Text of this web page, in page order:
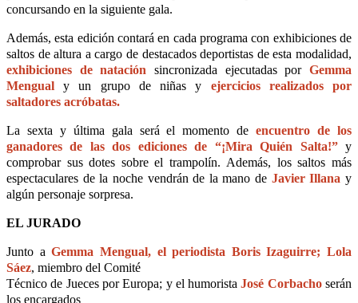
concursando en la siguiente gala.
Además, esta edición contará en cada programa con exhibiciones de
saltos de altura a cargo de destacados deportistas de esta modalidad,
exhibiciones de natación sincronizada ejecutadas porGemma
Mengual y un grupo de niñas y ejercicios realizados por
saltadores acróbatas.
La sexta y última gala será el momento deencuentro de los
ganadores de las dos ediciones de “¡Mira Quién Salta!”y
comprobar sus dotes sobre el trampolín. Además, los saltos más
espectaculares de la noche vendrán de la mano de Javier Illana y
algún personaje sorpresa.
EL JURADO
Junto aGemma Mengual, el periodista Boris Izaguirre; Lola
Sáez, miembro del Comité
Técnico de Jueces por Europa; y el humorista José Corbachoserán
los encargados